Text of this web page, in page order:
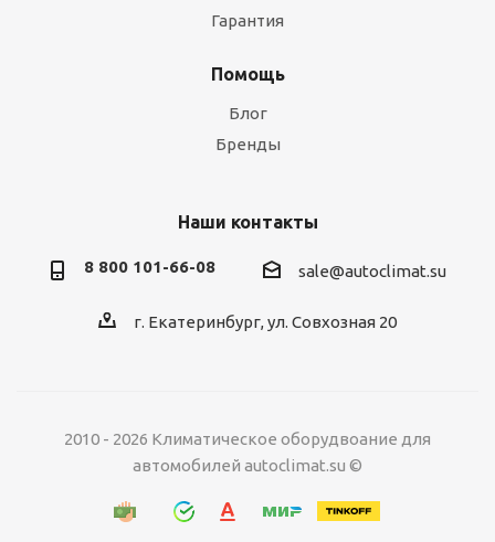
Гарантия
Помощь
Блог
Бренды
Наши контакты
8 800 101-66-08 sale@autoclimat.su
г. Екатеринбург, ул. Совхозная 20
2010 - 2026 Климатическое оборудвоание для
автомобилей autoclimat.su ©